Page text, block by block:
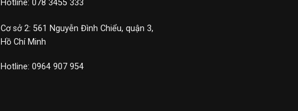
Hotline: 078 3455 333
Cơ sở 2: 561 Nguyễn Đình Chiểu, quận 3,
Hồ Chí Minh
Hotline: 0964 907 954